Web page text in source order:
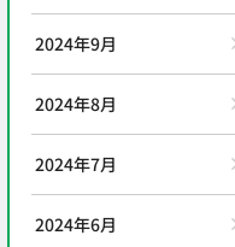
2024年9月
2024年8月
2024年7月
2024年6月